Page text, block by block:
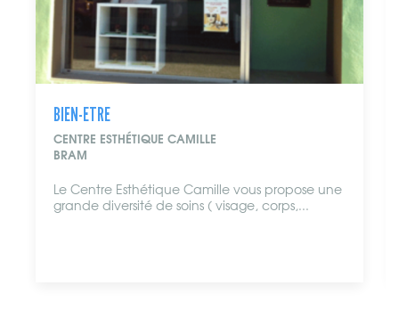
BIEN-ETRE
CENTRE ESTHÉTIQUE CAMILLE
BRAM
Le Centre Esthétique Camille vous propose une
grande diversité de soins ( visage, corps,...